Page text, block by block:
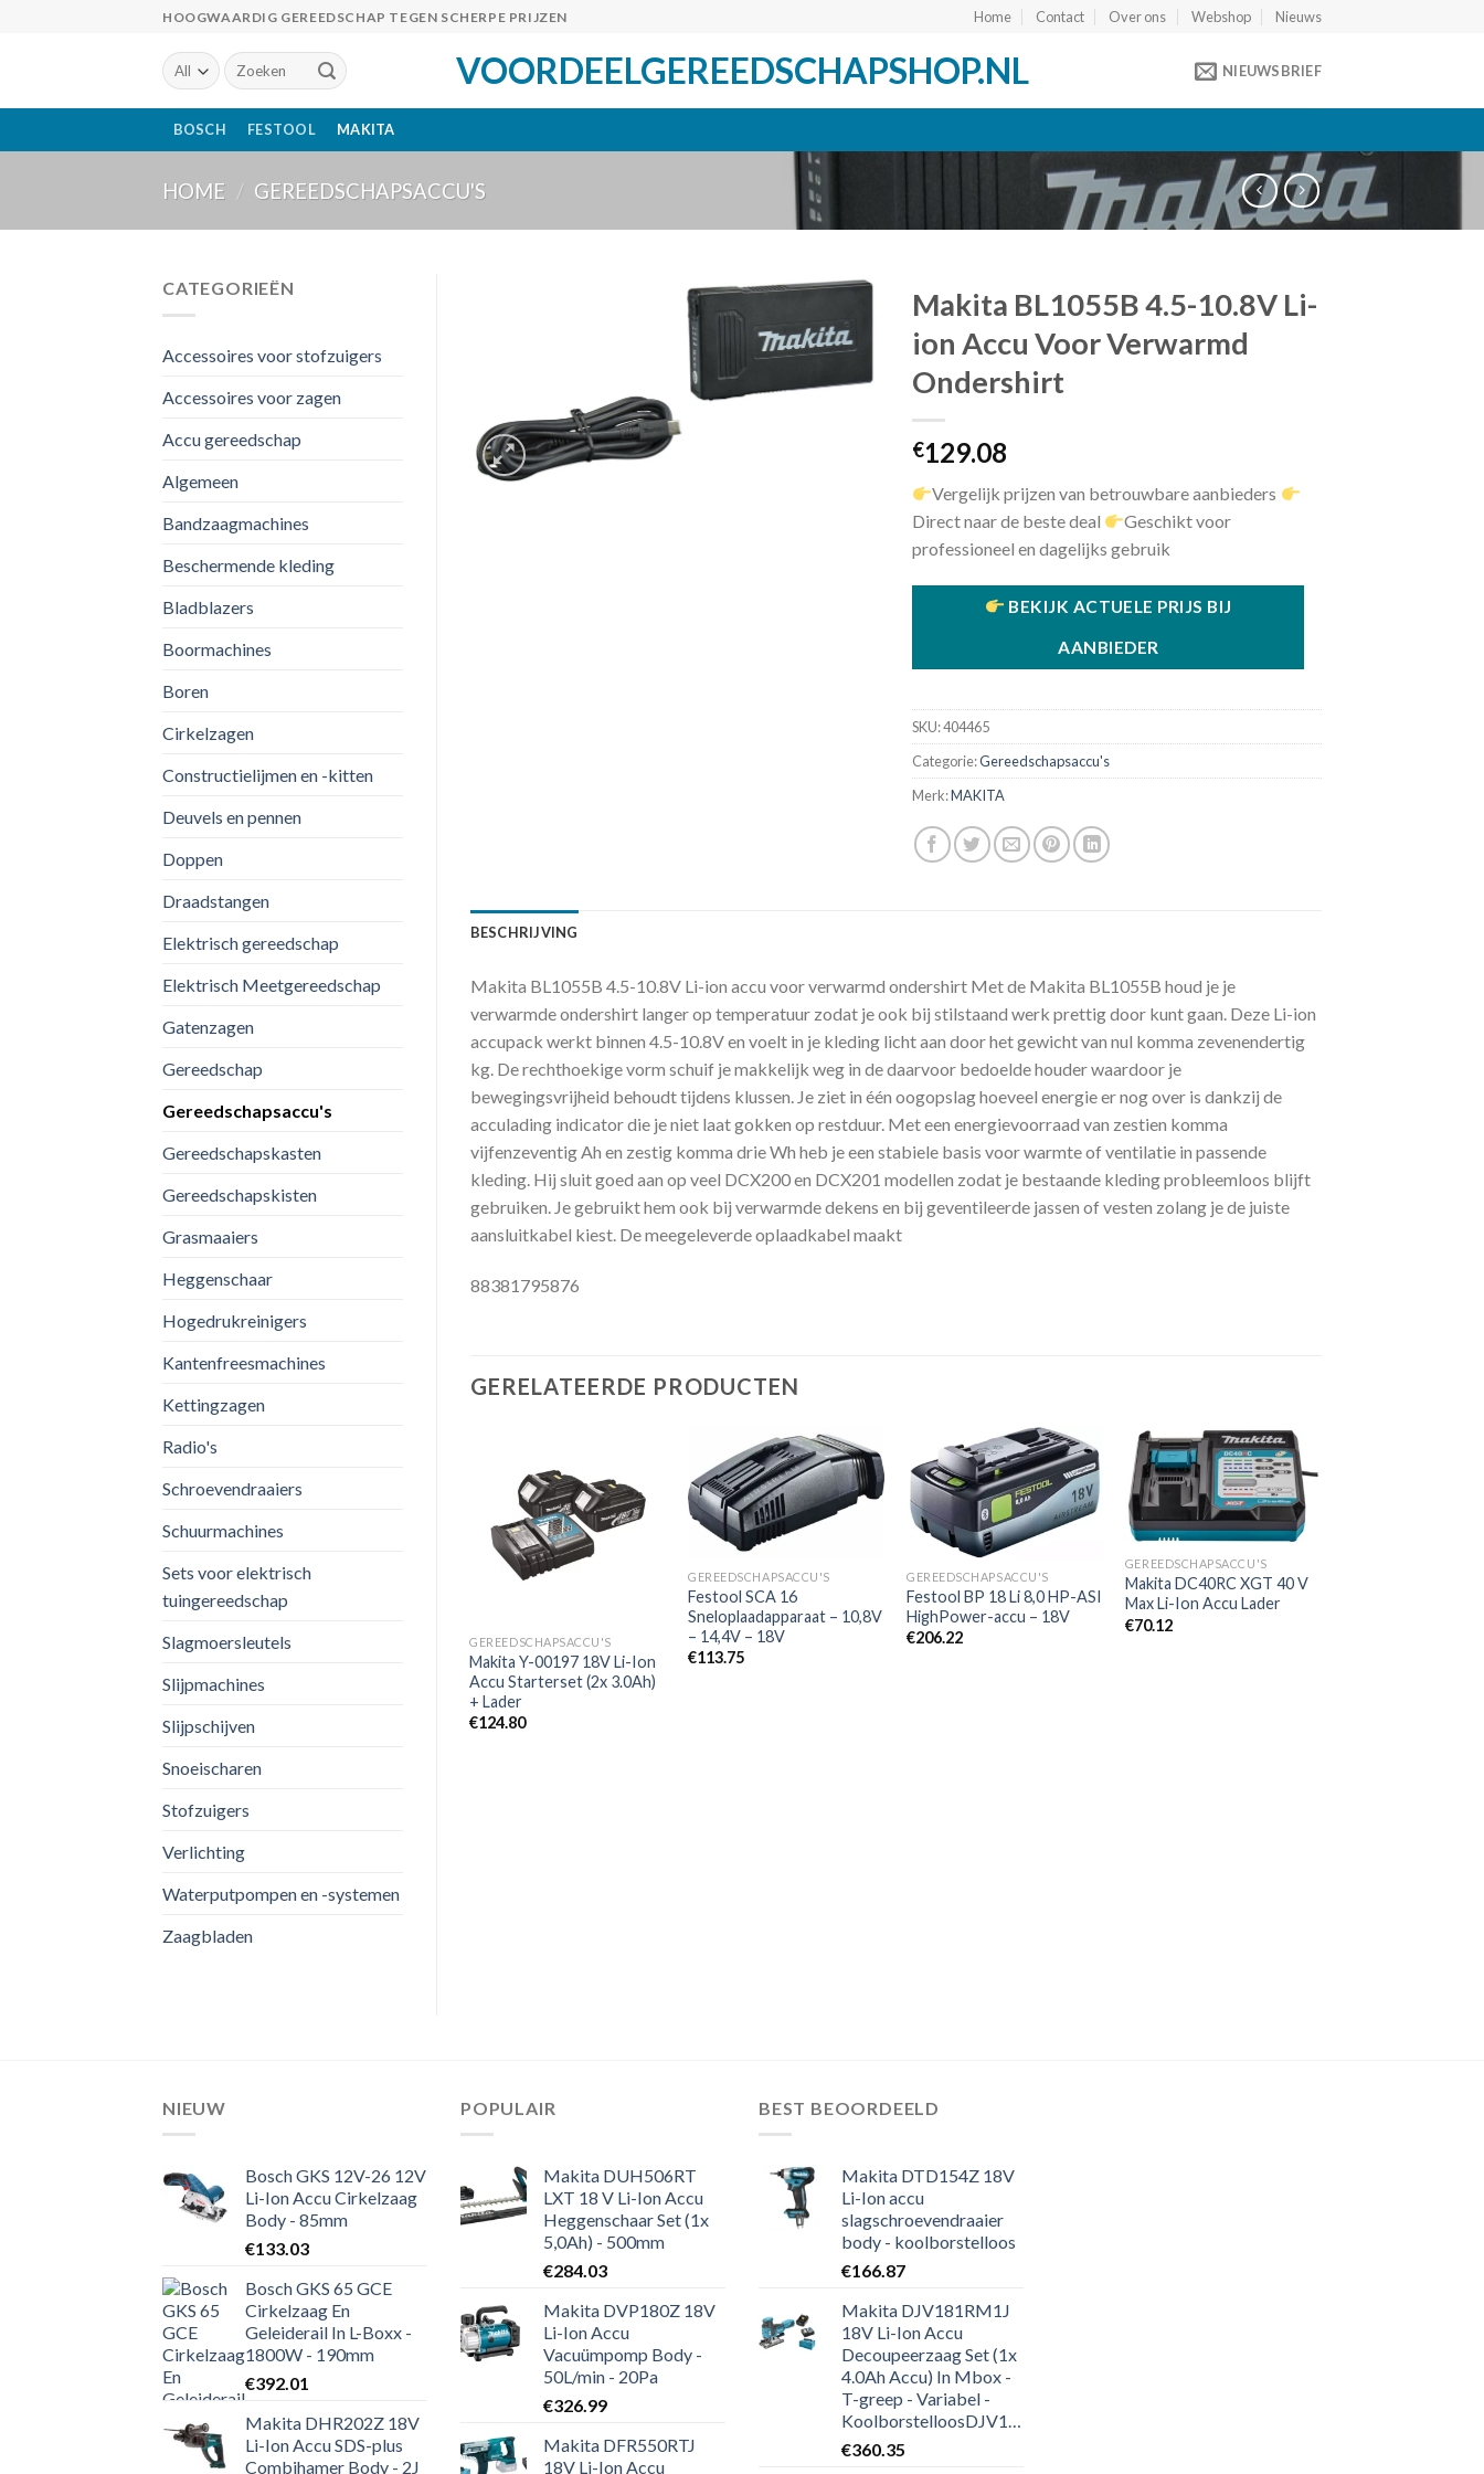
HOOGWAARDIG GEREEDSCHAP TEGEN SCHERPE PRIJZEN Home Contact Over ons Webshop Nieuws
VOORDEELGEREEDSCHAPSHOP.NL
Zoeken
naar:
NIEUWSBRIEF
BOSCH FESTOOL MAKITA
HOME / GEREEDSCHAPSACCU'S
CATEGORIEËN
Accessoires voor stofzuigers
Accessoires voor zagen
Accu gereedschap
Algemeen
Bandzaagmachines
Beschermende kleding
Bladblazers
Boormachines
Boren
Cirkelzagen
Constructielijmen en -kitten
Deuvels en pennen
Doppen
Draadstangen
Elektrisch gereedschap
Elektrisch Meetgereedschap
Gatenzagen
Gereedschap
Gereedschapsaccu's
Gereedschapskasten
Gereedschapskisten
Grasmaaiers
Heggenschaar
Hogedrukreinigers
Kantenfreesmachines
Kettingzagen
Radio's
Schroevendraaiers
Schuurmachines
Sets voor elektrisch
tuingereedschap
Slagmoersleutels
Slijpmachines
Slijpschijven
Snoeischaren
Stofzuigers
Verlichting
Waterputpompen en -systemen
Zaagbladen
Toevoegen
Makita BL1055B 4.5-10.8V Li-
ion Accu Voor Verwarmd
Ondershirt
€129.08
Vergelijk prijzen van betrouwbare aanbieders
Direct naar de beste deal
Geschikt voor
professioneel en dagelijks gebruik
BEKIJK ACTUELE PRIJS BIJ
AANBIEDER
SKU:404465
Categorie:Gereedschapsaccu's
Merk:MAKITA
BESCHRIJVING
Makita BL1055B 4.5-10.8V Li-ion accu voor verwarmd ondershirt Met de Makita BL1055B houd je je
verwarmde ondershirt langer op temperatuur zodat je ook bij stilstaand werk prettig door kunt gaan. Deze Li-ion
accupack werkt binnen 4.5-10.8V en voelt in je kleding licht aan door het gewicht van nul komma zevenendertig
kg. De rechthoekige vorm schuif je makkelijk weg in de daarvoor bedoelde houder waardoor je
bewegingsvrijheid behoudt tijdens klussen. Je ziet in één oogopslag hoeveel energie er nog over is dankzij de
acculading indicator die je niet laat gokken op restduur. Met een energievoorraad van zestien komma
vijfenzeventig Ah en zestig komma drie Wh heb je een stabiele basis voor warmte of ventilatie in passende
kleding. Hij sluit goed aan op veel DCX200 en DCX201 modellen zodat je bestaande kleding probleemloos blijft
gebruiken. Je gebruikt hem ook bij verwarmde dekens en bij geventileerde jassen of vesten zolang je de juiste
aansluitkabel kiest. De meegeleverde oplaadkabel maakt
88381795876
GERELATEERDE PRODUCTEN
Toevoegen
verlanglijst
GEREEDSCHAPSACCU'S
Makita Y-00197 18V Li-Ion
Accu Starterset (2x 3.0Ah)
+ Lader
€124.80
Toevoegen
GEREEDSCHAPSACCU'S
Festool SCA 16
Sneloplaadapparaat – 10,8V
– 14,4V – 18V
€113.75
Toevoegen
GEREEDSCHAPSACCU'S
Festool BP 18 Li 8,0 HP-ASI
HighPower-accu – 18V
€206.22
Toevoegen
aan
verlanglijst
GEREEDSCHAPSACCU'S
Makita DC40RC XGT 40 V
Max Li-Ion Accu Lader
€70.12
Toevoegen
aan
GEREEDSCHAPSACCU'S
Makita 197629-2 18V Li-Ion
+ Duolader In Mbox
GEREEDSCHAPSACCU'S
Li-Ion Accu Duolader
NIEUW
Bosch GKS 12V-26 12V
Li-Ion Accu Cirkelzaag
Body - 85mm
€133.03
Bosch GKS 65 GCE
Cirkelzaag En
Geleiderail In L-Boxx -
1800W - 190mm
€392.01
Makita DHR202Z 18V
Li-Ion Accu SDS-plus
Combihamer Body - 2J
POPULAIR
Makita DUH506RT
LXT 18 V Li-Ion Accu
Heggenschaar Set (1x
5,0Ah) - 500mm
€284.03
Makita DVP180Z 18V
Li-Ion Accu
Vacuümpomp Body -
50L/min - 20Pa
€326.99
Makita DFR550RTJ
18V Li-Ion Accu
BEST BEOORDEELD
Makita DTD154Z 18V
Li-Ion accu
slagschroevendraaier
body - koolborstelloos
€166.87
Makita DJV181RM1J
18V Li-Ion Accu
Decoupeerzaag Set (1x
4.0Ah Accu) In Mbox -
T-greep - Variabel -
KoolborstelloosDJV181RM1J
€360.35